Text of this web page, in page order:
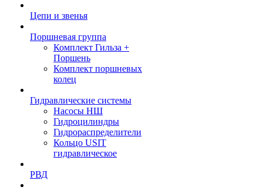
Цепи и звенья
Поршневая группа
Комплект Гильза +
Поршень
Комплект поршневых
колец
Гидравлические системы
Насосы НШ
Гидроцилиндры
Гидрораспределители
Кольцо USIT
гидравлическое
РВД